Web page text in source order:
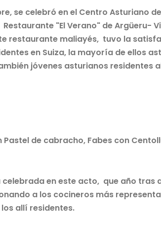
se celebró en el Centro Asturiano
"El Verano" de Argüeru-
restaurante maliayés, tuvo la
en Suiza, la mayoría de ellos
jóvenes asturianos residentes
de cabracho, Fabes con
en este acto, que año tras
a los cocineros más
allí residentes.